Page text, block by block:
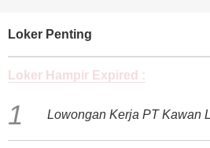
Loker Penting
Loker Hampir Expired :
Lowongan Kerja PT Kawan